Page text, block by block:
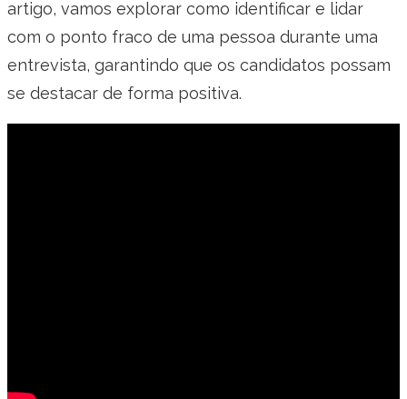
artigo, vamos explorar como identificar e lidar
com o ponto fraco de uma pessoa durante uma
entrevista, garantindo que os candidatos possam
se destacar de forma positiva.